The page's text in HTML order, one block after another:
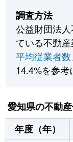
調査方法
公益財団法
ている不動
平均従業者数
14.4%を参考
愛知県の不動
年度（年）